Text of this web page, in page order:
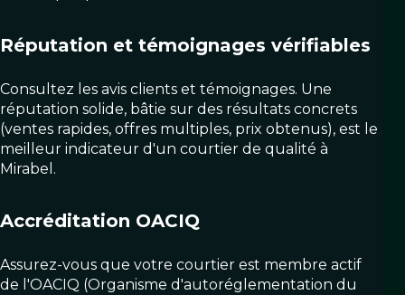
Réputation et témoignages vérifiables
Consultez les avis clients et témoignages. Une
réputation solide, bâtie sur des résultats concrets
(ventes rapides, offres multiples, prix obtenus), est le
meilleur indicateur d'un courtier de qualité à
Mirabel.
Accréditation OACIQ
Assurez-vous que votre courtier est membre actif
de l'OACIQ (Organisme d'autoréglementation du